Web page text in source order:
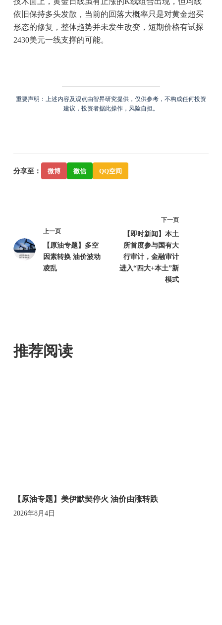
依旧保持多头发散，当前的回落大概率只是对黄金超买
形态的修复，整体趋势并未发生改变，短期价格有试探
2430美元一线支撑的可能。
重要声明：上述内容及观点由智昇研究提供，仅供参考，不构成任何投资
建议，投资者据此操作，风险自担。
分享至： 微博 微信 QQ空间
上一页
【原油专题】多空
因素转换 油价波动
凌乱
下一页
【即时新闻】本土
所首度参与国有大
行审计，金融审计
进入“四大+本土”新
模式
推荐阅读
【原油专题】美伊默契停火 油价由涨转跌
2026年8月4日